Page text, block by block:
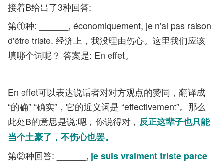
接着B给出了3种回答:
第①种: ______, économiquement, je n'ai pas raison
d'être triste. 经济上，我没理由伤心。这里我们应该
填哪个词呢？ 答案是: En effet。
En effet可以表达说话者对对方观点的赞同，翻译成
“的确” “确实”，它的近义词是 “effectivement”。那么
此处B的意思是说:嗯，你说得对， 反正这辈子也只能
当个土豪了，不伤心也罢。
第②种回答: ______, je suis vraiment triste parce